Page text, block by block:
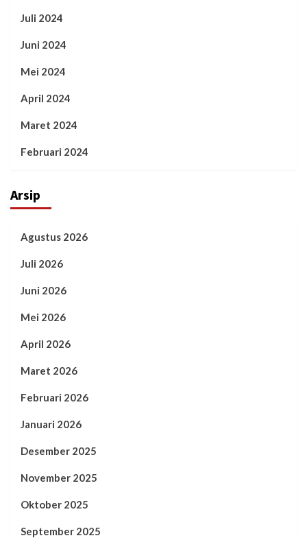
Juli 2024
Juni 2024
Mei 2024
April 2024
Maret 2024
Februari 2024
Arsip
Agustus 2026
Juli 2026
Juni 2026
Mei 2026
April 2026
Maret 2026
Februari 2026
Januari 2026
Desember 2025
November 2025
Oktober 2025
September 2025